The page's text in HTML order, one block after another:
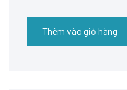
Thêm vào giỏ hàng